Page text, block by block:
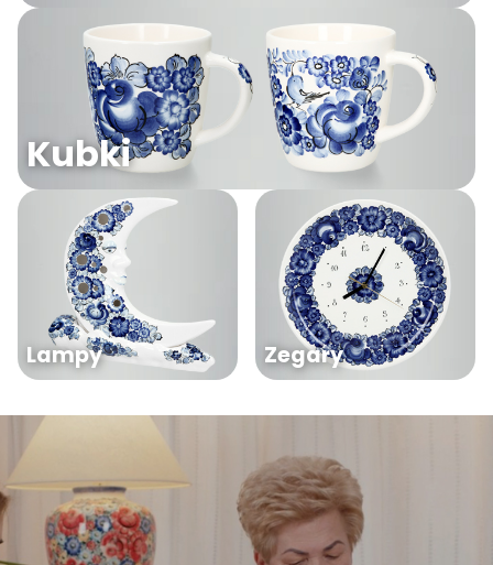
Kubki
Lampy Zegary